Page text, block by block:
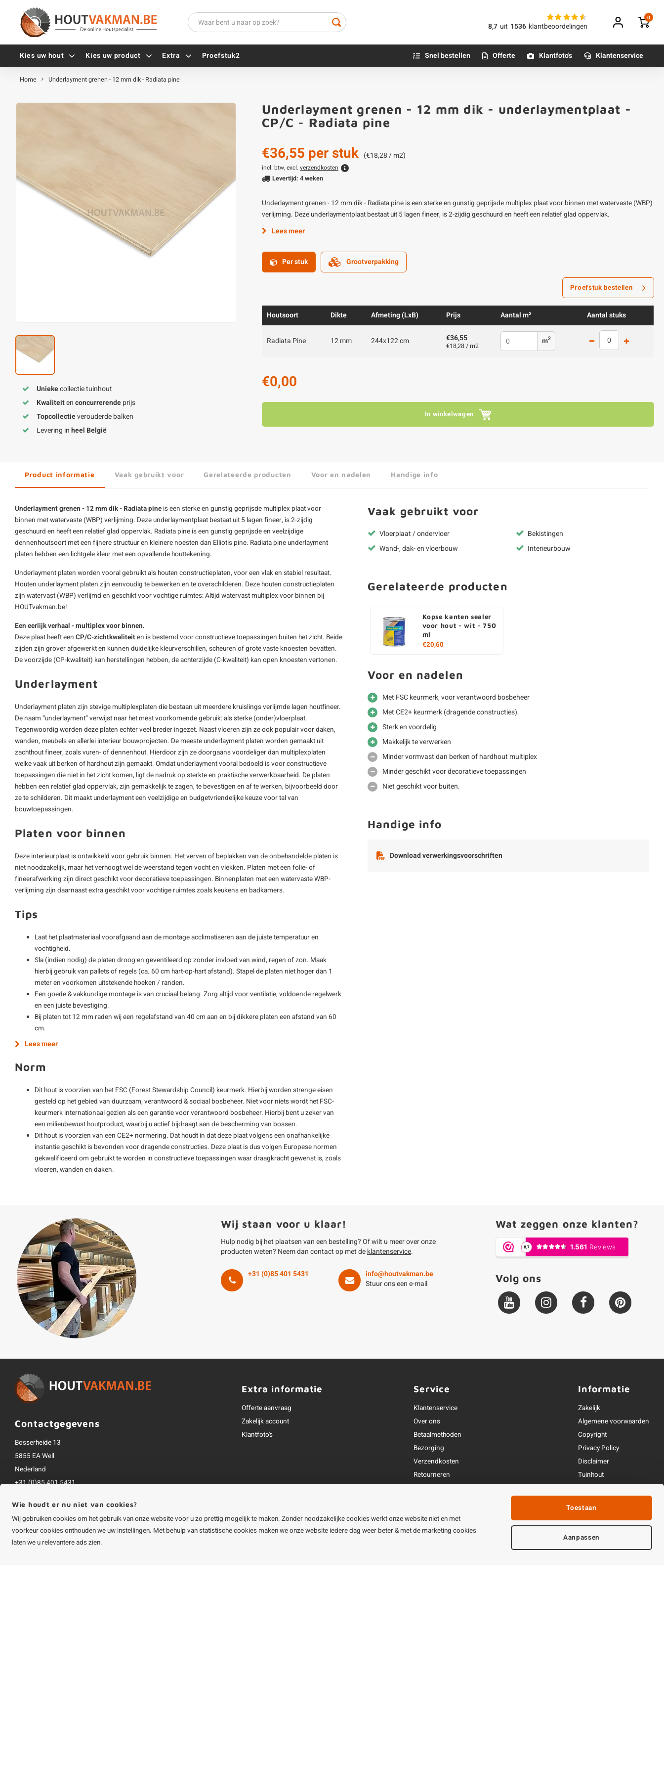
8,7 uit 1536 klantbeoordelingen
0
Kies uw hout Kies uw product Extra
Zwarte schroeven
Alle vijzen
Terrasdragers
Houten pennen
Blauwsteen sokkels
Olie - voor buiten
Olie en lak - voor binnen
Betonmortels
Alle poten & onderstellen
Proefstuk2 Snel bestellen Offerte Klantfoto's Klantenservice
Home Underlayment grenen - 12 mm dik - Radiata pine
Uniekecollectie tuinhout
Kwaliteitenconcurrerendeprijs
Topcollectieverouderde balken
Levering inheel België
Underlayment grenen - 12 mm dik - underlaymentplaat -
CP/C - Radiata pine
€36,55 per stuk (€18,28 / m2)
incl. btw, excl. verzendkosten
Levertijd: 4 weken
Underlayment grenen - 12 mm dik - Radiata pine is een sterke en gunstig geprijsde multiplex plaat voor binnen met watervaste (WBP)
verlijming. Deze underlaymentplaat bestaat uit 5 lagen fineer, is 2-zijdig geschuurd en heeft een relatief glad oppervlak.
Lees meer
Per stuk Grootverpakking
Proefstuk bestellen
Houtsoort Dikte Afmeting (LxB) Prijs Aantal m² Aantal stuks
Radiata Pine 12 mm 244x122 cm €36,55
€18,28 / m2 m2
€0,00
In winkelwagen
Product informatie Vaak gebruikt voor Gerelateerde producten Voor en nadelen Handige info
Underlayment grenen - 12 mm dik - Radiata pine is een sterke en gunstig geprijsde multiplex plaat voor
binnen met watervaste (WBP) verlijming. Deze underlaymentplaat bestaat uit 5 lagen fineer, is 2-zijdig
geschuurd en heeft een relatief glad oppervlak. Radiata pine is een gunstig geprijsde en veelzijdige
dennenhoutsoort met een fijnere structuur en kleinere noesten dan Elliotis pine. Radiata pine underlayment
platen hebben een lichtgele kleur met een opvallende houttekening.
Underlayment platen worden vooral gebruikt als houten constructieplaten, voor een vlak en stabiel resultaat.
Houten underlayment platen zijn eenvoudig te bewerken en te overschilderen. Deze houten constructieplaten
zijn watervast (WBP) verlijmd en geschikt voor vochtige ruimtes: Altijd watervast multiplex voor binnen bij
HOUTvakman.be!
Een eerlijk verhaal - multiplex voor binnen.
Deze plaat heeft een CP/C-zichtkwaliteiten is bestemd voor constructieve toepassingen buiten het zicht. Beide
zijden zijn grover afgewerkt en kunnen duidelijke kleurverschillen, scheuren of grote vaste knoesten bevatten.
De voorzijde (CP-kwaliteit) kan herstellingen hebben, de achterzijde (C-kwaliteit) kan open knoesten vertonen.
Underlayment
Underlayment platen zijn stevige multiplexplaten die bestaan uit meerdere kruislings verlijmde lagen houtfineer.
De naam “underlayment” verwijst naar het mest voorkomende gebruik: als sterke (onder)vloerplaat.
Tegenwoordig worden deze platen echter veel breder ingezet. Naast vloeren zijn ze ook populair voor daken,
wanden, meubels en allerlei interieur bouwprojecten. De meeste underlayment platen worden gemaakt uit
zachthout fineer, zoals vuren- of dennenhout. Hierdoor zijn ze doorgaans voordeliger dan multiplexplaten
welke vaak uit berken of hardhout zijn gemaakt. Omdat underlayment vooral bedoeld is voor constructieve
toepassingen die niet in het zicht komen, ligt de nadruk op sterkte en praktische verwerkbaarheid. De platen
hebben een relatief glad oppervlak, zijn gemakkelijk te zagen, te bevestigen en af te werken, bijvoorbeeld door
ze te schilderen. Dit maakt underlayment een veelzijdige en budgetvriendelijke keuze voor tal van
bouwtoepassingen.
Platen voor binnen
Deze interieurplaat is ontwikkeld voor gebruik binnen. Het verven of beplakken van de onbehandelde platen is
niet noodzakelijk, maar het verhoogt wel de weerstand tegen vocht en vlekken. Platen met een folie- of
fineerafwerking zijn direct geschikt voor decoratieve toepassingen. Binnenplaten met een watervaste WBP-
verlijming zijn daarnaast extra geschikt voor vochtige ruimtes zoals keukens en badkamers.
Tips
Laat het plaatmateriaal voorafgaand aan de montage acclimatiseren aan de juiste temperatuur en
vochtigheid.
Sla (indien nodig) de platen droog en geventileerd op zonder invloed van wind, regen of zon. Maak
hierbij gebruik van pallets of regels (ca. 60 cm hart-op-hart afstand). Stapel de platen niet hoger dan 1
meter en voorkomen uitstekende hoeken / randen.
Een goede & vakkundige montage is van cruciaal belang. Zorg altijd voor ventilatie, voldoende regelwerk
en een juiste bevestiging.
Bij platen tot 12 mm raden wij een regelafstand van 40 cm aan en bij dikkere platen een afstand van 60
cm.
Lees meer
Norm
Dit hout is voorzien van het FSC (Forest Stewardship Council) keurmerk. Hierbij worden strenge eisen
gesteld op het gebied van duurzaam, verantwoord & sociaal bosbeheer. Niet voor niets wordt het FSC-
keurmerk internationaal gezien als een garantie voor verantwoord bosbeheer. Hierbij bent u zeker van
een milieubewust houtproduct, waarbij u actief bijdraagt aan de bescherming van bossen.
Dit hout is voorzien van een CE2+ normering. Dat houdt in dat deze plaat volgens een onafhankelijke
instantie geschikt is bevonden voor dragende constructies. Deze plaat is dus volgen Europese normen
gekwalificeerd om gebruikt te worden in constructieve toepassingen waar draagkracht gewenst is, zoals
vloeren, wanden en daken.
Vaak gebruikt voor
Vloerplaat / ondervloer
Wand-, dak- en vloerbouw
Bekistingen
Interieurbouw
Gerelateerde producten
Kopse kanten sealer
voor hout - wit - 750
ml
€20,60
Voor en nadelen
Met FSC keurmerk, voor verantwoord bosbeheer
Met CE2+ keurmerk (dragende constructies).
Sterk en voordelig
Makkelijk te verwerken
Minder vormvast dan berken of hardhout multiplex
Minder geschikt voor decoratieve toepassingen
Niet geschikt voor buiten.
Handige info
Download verwerkingsvoorschriften
Wij staan voor u klaar!
Hulp nodig bij het plaatsen van een bestelling? Of wilt u meer over onze
producten weten? Neem dan contact op met deklantenservice.
+31 (0)85 401 5431
info@houtvakman.be
Stuur ons een e-mail
Wat zeggen onze klanten?
Volg ons
Contactgegevens
Bosserheide 13
5855 EA Well
Nederland
+31 (0)85 401 5431
Alle bedragen zijn incl. btw
Extra informatie
Offerte aanvraag
Zakelijk account
Klantfoto's
Service
Klantenservice
Over ons
Betaalmethoden
Bezorging
Verzendkosten
Retourneren
Openingstijden & contact
Informatie
Zakelijk
Algemene voorwaarden
Copyright
Privacy Policy
Disclaimer
Tuinhout
Wie houdt er nu niet van cookies?
Wij gebruiken cookies om het gebruik van onze website voor u zo prettig mogelijk te maken. Zonder noodzakelijke cookies werkt onze website niet en met
voorkeur cookies onthouden we uw instellingen. Met behulp van statistische cookies maken we onze website iedere dag weer beter & met de marketing cookies
laten we u relevantere ads zien.
Toestaan
Aanpassen